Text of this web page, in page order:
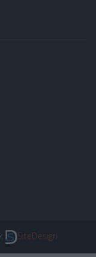
SiteDesign